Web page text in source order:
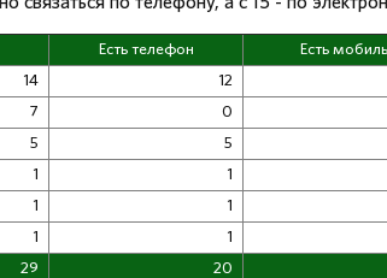
Есть телефон Есть
14 12
7 0
5 5
1 1
1 1
1 1
29 20